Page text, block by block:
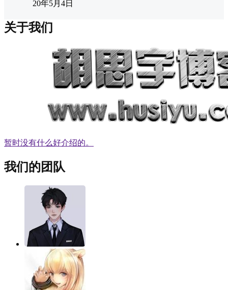
20年5月4日
关于我们
暂时没有什么好介绍的。
我们的团队